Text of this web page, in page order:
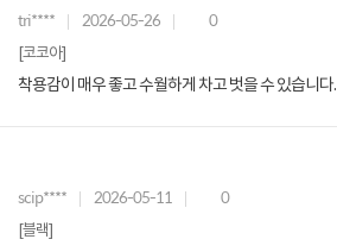
tri**** 2026-05-26 0
[코코아]
착용감이 매우 좋고 수월하게 차고 벗을 수 있습니다.
scip**** 2026-05-11 0
[블랙]